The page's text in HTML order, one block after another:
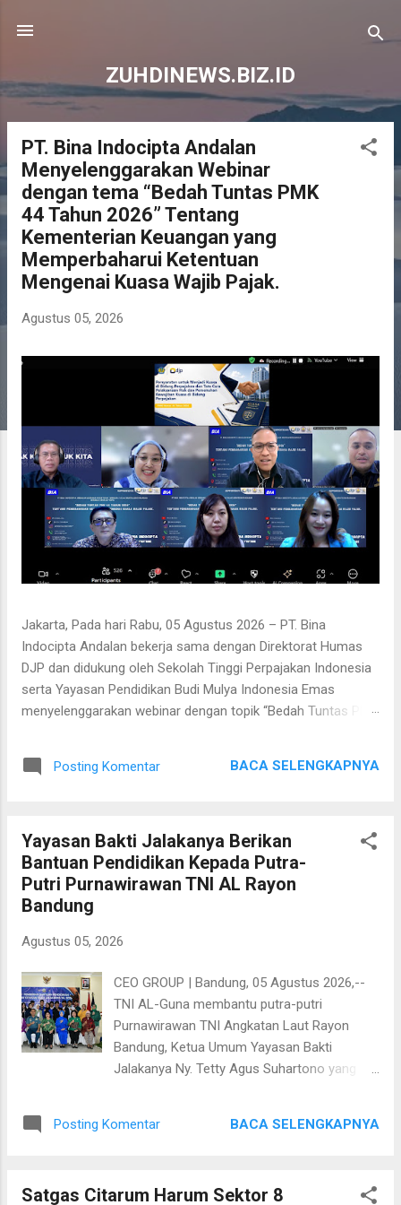
ZUHDINEWS.BIZ.ID
PT. Bina Indocipta Andalan
Menyelenggarakan Webinar
dengan tema “Bedah Tuntas PMK
44 Tahun 2026” Tentang
Kementerian Keuangan yang
Memperbaharui Ketentuan
Mengenai Kuasa Wajib Pajak.
Agustus 05, 2026
Jakarta, Pada hari Rabu, 05 Agustus 2026 – PT. Bina
Indocipta Andalan bekerja sama dengan Direktorat Humas
DJP dan didukung oleh Sekolah Tinggi Perpajakan Indonesia
serta Yayasan Pendidikan Budi Mulya Indonesia Emas
menyelenggarakan webinar dengan topik “Bedah Tuntas PMK
Kuasa Wajib Pajak. Dinamika regulasi perpajakan di Indonesia
terus berkembang seiring dengan transformasi sistem
tata kelola perpajakan nasional, pemerintah telah
menerbitkan Peraturan Menteri Keuangan (PMK) Nomor 44
Tahun 2026 tentang Persyaratan untuk Menjadi Kuasa di
Bidang Perpajakan dan Tata Cara Pelaksanaan Hak dan
Nomor 44 Tahun 2026 merupakan pembaharuan penting
yang mengatur persyaratan menjadi Kuasa Wajib Pajak,
mekanisme penunjukan melalui Surat Kuasa Khusus,
pelaksanaan hak dan pemenuhan k...
Posting Komentar BACA SELENGKAPNYA
Yayasan Bakti Jalakanya Berikan
Bantuan Pendidikan Kepada Putra-
Putri Purnawirawan TNI AL Rayon
Bandung
Agustus 05, 2026
CEO GROUP | Bandung, 05 Agustus 2026,--
TNI AL-Guna membantu putra-putri
Purnawirawan TNI Angkatan Laut Rayon
Bandung, Ketua Umum Yayasan Bakti
Jalakanya Ny. Tetty Agus Suhartono yang
Darmawan, S.E., M.Tr.Hanla., M.M., CIQaR.,
bertempat di Mess TNI AL R.E. Martadinata,
Posting Komentar BACA SELENGKAPNYA
Satgas Citarum Harum Sektor 8